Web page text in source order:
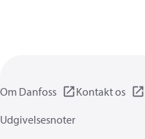
Om Danfoss
Kontakt os
Udgivelsesnoter